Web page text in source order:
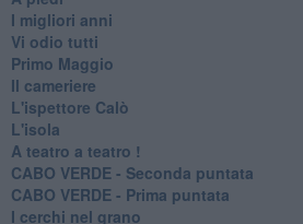
I migliori anni
Vi odio tutti
Primo Maggio
Il cameriere
L'ispettore Calò
L'isola
A teatro a teatro !
CABO VERDE - Seconda puntata
CABO VERDE - Prima puntata
I cerchi nel grano